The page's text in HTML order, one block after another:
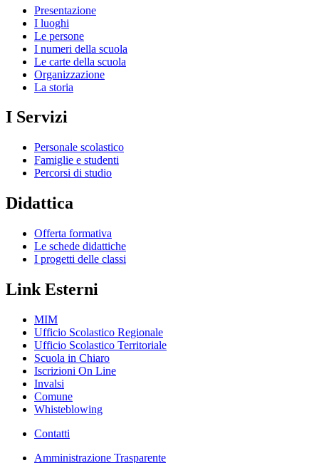
Presentazione
I luoghi
Le persone
I numeri della scuola
Le carte della scuola
Organizzazione
La storia
I Servizi
Personale scolastico
Famiglie e studenti
Percorsi di studio
Didattica
Offerta formativa
Le schede didattiche
I progetti delle classi
Link Esterni
MIM
Ufficio Scolastico Regionale
Ufficio Scolastico Territoriale
Scuola in Chiaro
Iscrizioni On Line
Invalsi
Comune
Whisteblowing
Contatti
Amministrazione Trasparente